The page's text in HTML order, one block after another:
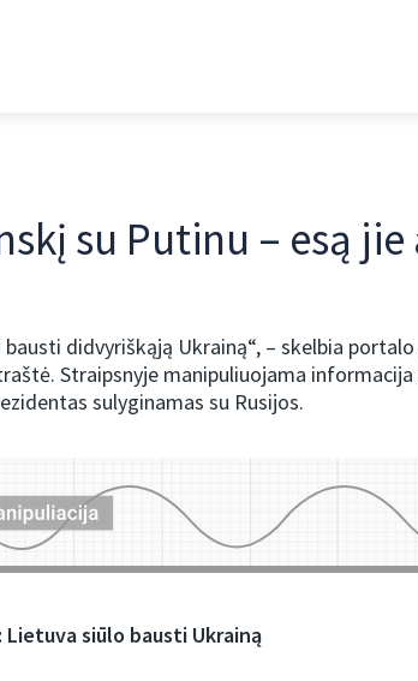
su Putinu – esą
bausti didvyriškąją Ukrainą“, – skelbia
Straipsnyje manipuliuojama informacija
sulyginamas su Rusijos.
Lietuva siūlo bausti Ukrainą